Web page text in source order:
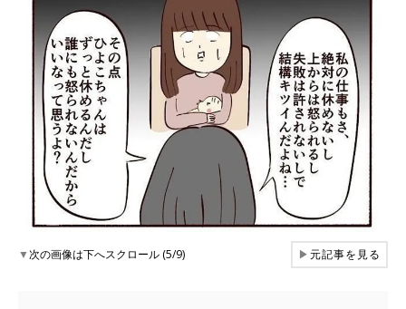
▼次の画像は下へスクロール (5/9) ▶元記事を見る